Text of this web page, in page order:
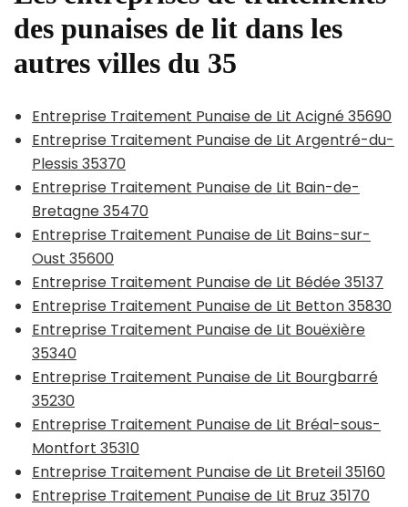
des punaises de lit dans les
autres villes du 35
Entreprise Traitement Punaise de Lit Acigné 35690
Entreprise Traitement Punaise de Lit Argentré-du-
Plessis 35370
Entreprise Traitement Punaise de Lit Bain-de-
Bretagne 35470
Entreprise Traitement Punaise de Lit Bains-sur-
Oust 35600
Entreprise Traitement Punaise de Lit Bédée 35137
Entreprise Traitement Punaise de Lit Betton 35830
Entreprise Traitement Punaise de Lit Bouëxière
35340
Entreprise Traitement Punaise de Lit Bourgbarré
35230
Entreprise Traitement Punaise de Lit Bréal-sous-
Montfort 35310
Entreprise Traitement Punaise de Lit Breteil 35160
Entreprise Traitement Punaise de Lit Bruz 35170